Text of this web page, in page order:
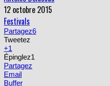
Festivals
Partagez
Tweetez
+1
Épinglez
Partagez
Email
Buffer
Partages